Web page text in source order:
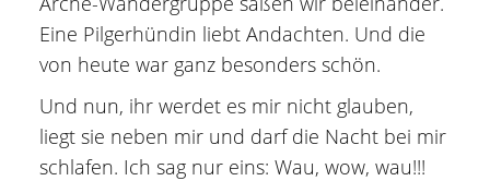
Eine Pilgerhündin liebt Andachten. Und die
von heute war ganz besonders schön.
Und nun, ihr werdet es mir nicht glauben,
liegt sie neben mir und darf die Nacht bei mir
schlafen. Ich sag nur eins: Wau, wow, wau!!!